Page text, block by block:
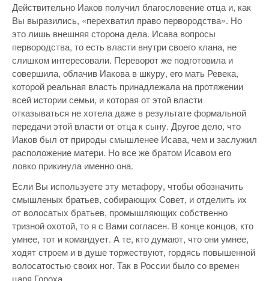
Действительно Иаков получил благословение отца и, как
Вы выразились, «перехватил право первородства». Но
это лишь внешняя сторона дела. Исава вопросы
первородства, то есть власти внутри своего клана, не
слишком интересовали. Переворот же подготовила и
совершила, облачив Иакова в шкуру, его мать Ревека,
которой реальная власть принадлежала на протяжении
всей истории семьи, и которая от этой власти
отказываться не хотела даже в результате формальной
передачи этой власти от отца к сыну. Другое дело, что
Иаков был от природы смышленее Исава, чем и заслужил
расположение матери. Но все же братом Исавом его
ловко прикинула именно она.
Если Вы используете эту метафору, чтобы обозначить
смышленых братьев, собирающих Совет, и отделить их
от волосатых братьев, промышляющих собственно
тризной охотой, то я с Вами согласен. В конце концов, кто
умнее, тот и командует. А те, кто думают, что они умнее,
ходят строем и в душе торжествуют, гордясь повышенной
волосатостью своих ног. Так в России было со времен
царя Гороха.